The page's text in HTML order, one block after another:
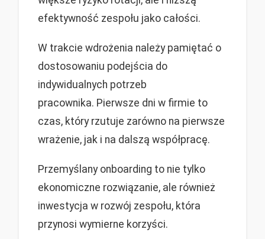
efektywność zespołu jako całości.
W trakcie wdrożenia należy pamiętać o
dostosowaniu podejścia do
indywidualnych potrzeb
pracownika. Pierwsze dni w firmie to
czas, który rzutuje zarówno na pierwsze
wrażenie, jak i na dalszą współpracę.
Przemyślany onboarding to nie tylko
ekonomiczne rozwiązanie, ale również
inwestycja w rozwój zespołu, która
przynosi wymierne korzyści.